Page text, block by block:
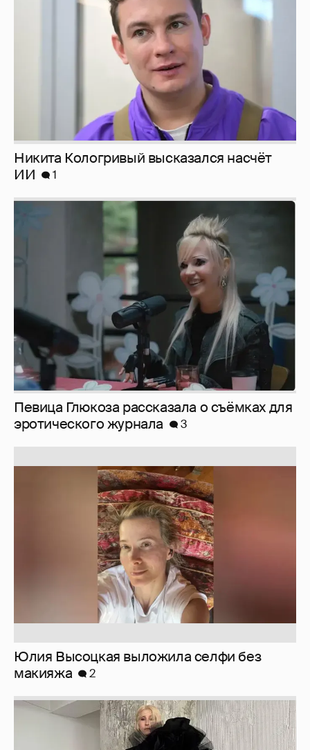
Никита Кологривый высказался насчёт
ИИ
1
Певица Глюкоза рассказала о съёмках для
эротического журнала
3
Юлия Высоцкая выложила селфи без
макияжа
2